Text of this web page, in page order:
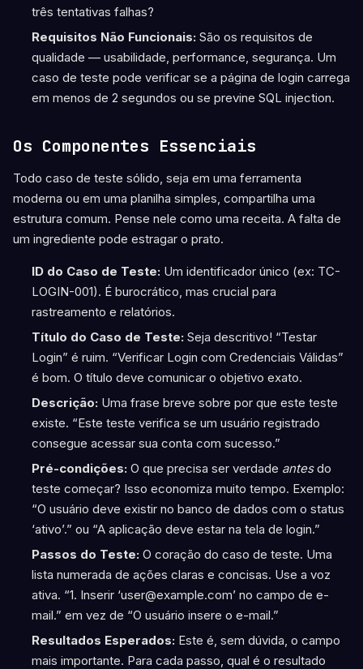
três tentativas falhas?
Requisitos Não Funcionais:São os requisitos de
qualidade — usabilidade, performance, segurança. Um
caso de teste pode verificar se a página de login carrega
em menos de 2 segundos ou se previne SQL injection.
Os Componentes Essenciais
Todo caso de teste sólido, seja em uma ferramenta
moderna ou em uma planilha simples, compartilha uma
estrutura comum. Pense nele como uma receita. A falta de
um ingrediente pode estragar o prato.
ID do Caso de Teste:Um identificador único (ex: TC-
LOGIN-001). É burocrático, mas crucial para
rastreamento e relatórios.
Título do Caso de Teste:Seja descritivo! “Testar
Login” é ruim. “Verificar Login com Credenciais Válidas”
é bom. O título deve comunicar o objetivo exato.
Descrição:Uma frase breve sobre por que este teste
existe. “Este teste verifica se um usuário registrado
consegue acessar sua conta com sucesso.”
Pré-condições:O que precisa ser verdade antesdo
teste começar? Isso economiza muito tempo. Exemplo:
“O usuário deve existir no banco de dados com o status
‘ativo’.” ou “A aplicação deve estar na tela de login.”
Passos do Teste:O coração do caso de teste. Uma
lista numerada de ações claras e concisas. Use a voz
ativa. “1. Inserir ‘user@example.com’ no campo de e-
mail.” em vez de “O usuário insere o e-mail.”
Resultados Esperados:Este é, sem dúvida, o campo
mais importante. Para cada passo, qual é o resultado